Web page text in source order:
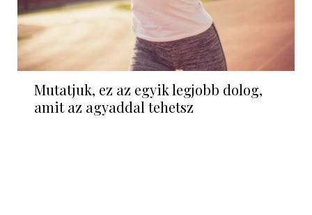
Mutatjuk, ez az egyik legjobb dolog,
amit az agyaddal tehetsz